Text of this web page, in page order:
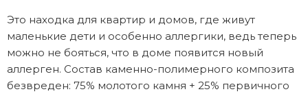
Это находка для квартир и домов, где живут
маленькие дети и особенно аллергики, ведь теперь
можно не бояться, что в доме появится новый
аллерген. Состав каменно-полимерного композита
безвреден: 75% молотого камня + 25% первичного